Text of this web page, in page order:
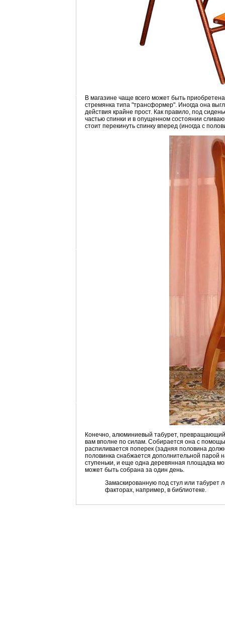
В магазине чаще всего может быть
стремянка типа "трансформер". Иногда она
действия крайне прост. Как правило, под
частью спинки и в опущенном состоянии
стоит перекинуть спинку вперед (иногда с
Конечно, алюминиевый табурет,
вам вполне по силам. Собирается она с
распиливается поперек (задняя половина
половинка снабжается дополнительной парой
ступеньки, и еще одна деревянная площадка
может быть собрана за один день.
Замаскированную под стул или табурет
факторах, например, в библиотеке.